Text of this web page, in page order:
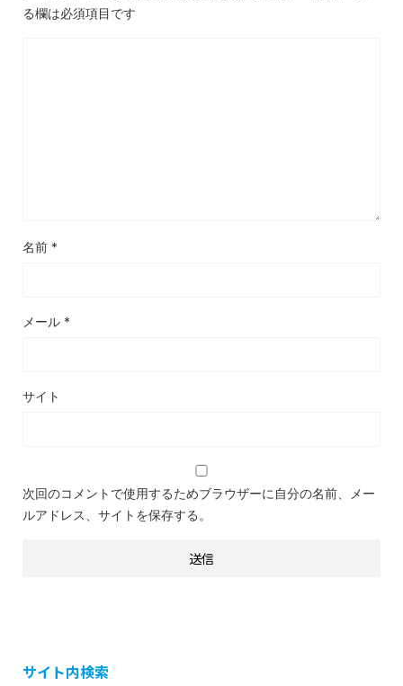
る欄は必須項目です
名前 *
メール *
サイト
次回のコメントで使用するためブラウザーに自分の名前、メー
ルアドレス、サイトを保存する。
サイト内検索